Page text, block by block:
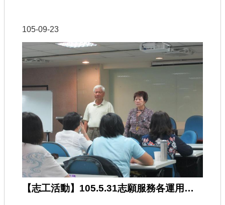
105-09-23
【志工活動】105.5.31志願服務各運用單位在職訓練